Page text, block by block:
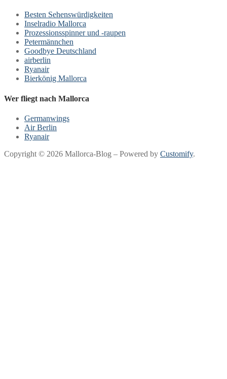
Besten Sehenswürdigkeiten
Inselradio Mallorca
Prozessionsspinner und -raupen
Petermännchen
Goodbye Deutschland
airberlin
Ryanair
Bierkönig Mallorca
Wer fliegt nach Mallorca
Germanwings
Air Berlin
Ryanair
Copyright © 2026 Mallorca-Blog – Powered by Customify.